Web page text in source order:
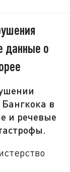
данные о
в
и речевые